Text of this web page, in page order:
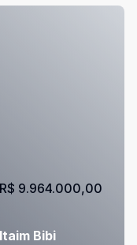
Bibi
R$ 9.964.000,00